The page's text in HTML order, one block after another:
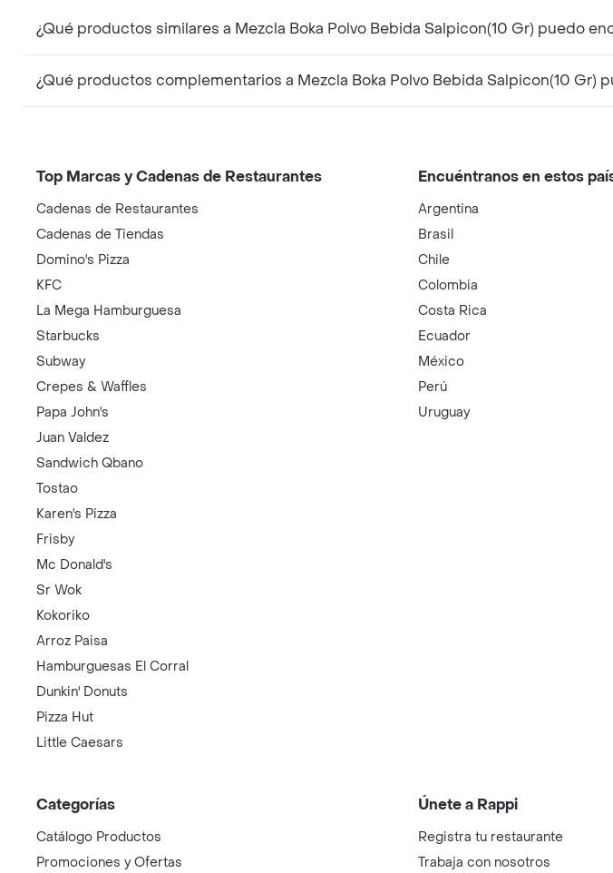
¿Qué productos similares a Mezcla Boka Polvo Bebida Salpicon(10 Gr) puedo
¿Qué productos complementarios a Mezcla Boka Polvo Bebida Salpicon(10 Gr)
Top Marcas y Cadenas de Restaurantes
Cadenas de Restaurantes
Cadenas de Tiendas
Domino's Pizza
KFC
La Mega Hamburguesa
Starbucks
Subway
Crepes & Waffles
Papa John's
Juan Valdez
Sandwich Qbano
Tostao
Karen's Pizza
Frisby
Mc Donald's
Sr Wok
Kokoriko
Arroz Paisa
Hamburguesas El Corral
Dunkin' Donuts
Pizza Hut
Little Caesars
Encuéntranos en estos
Argentina
Brasil
Chile
Colombia
Costa Rica
Ecuador
México
Perú
Uruguay
Categorías
Catálogo Productos
Promociones y Ofertas
Únete a Rappi
Registra tu restaurante
Trabaja con nosotros